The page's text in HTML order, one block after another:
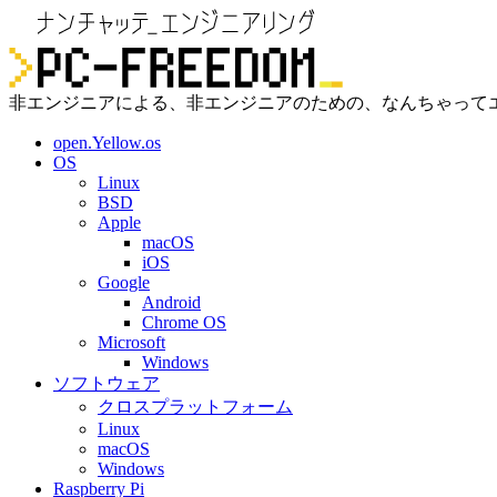
非エンジニアによる、非エンジニアのための、なんちゃって
open.Yellow.os
OS
Linux
BSD
Apple
macOS
iOS
Google
Android
Chrome OS
Microsoft
Windows
ソフトウェア
クロスプラットフォーム
Linux
macOS
Windows
Raspberry Pi